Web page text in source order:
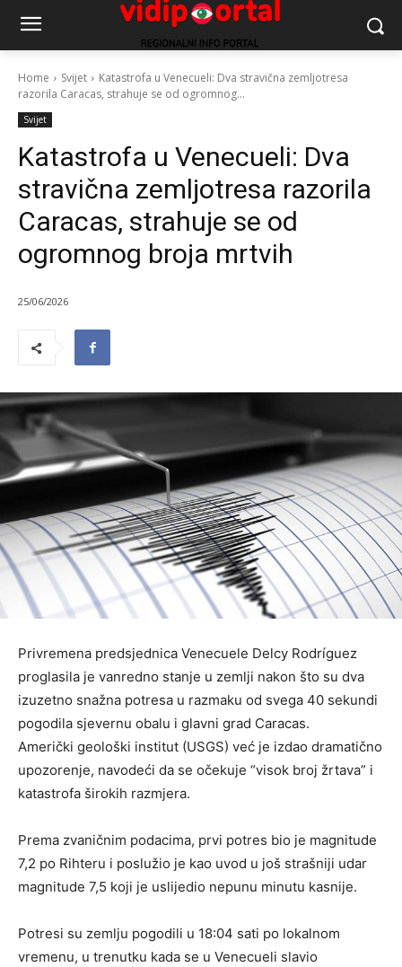
Home Svijet
Katastrofa u Venecueli: Dva stravična zemljotresa
razorila Caracas, strahuje se od ogromnog...
Svijet
Katastrofa u Venecueli: Dva
stravična zemljotresa razorila
Caracas, strahuje se od
ogromnog broja mrtvih
25/06/2026
Privremena predsjednica Venecuele Delcy Rodríguez
proglasila je vanredno stanje u zemlji nakon što su dva
izuzetno snažna potresa u razmaku od svega 40 sekundi
pogodila sjevernu obalu i glavni grad Caracas.
Američki geološki institut (USGS) već je izdao dramatično
upozorenje, navodeći da se očekuje “visok broj žrtava” i
katastrofa širokih razmjera.
Prema zvaničnim podacima, prvi potres bio je magnitude
7,2 po Rihteru i poslužio je kao uvod u još strašniji udar
magnitude 7,5 koji je uslijedio nepunu minutu kasnije.
Potresi su zemlju pogodili u 18:04 sati po lokalnom
vremenu, u trenutku kada se u Venecueli slavio